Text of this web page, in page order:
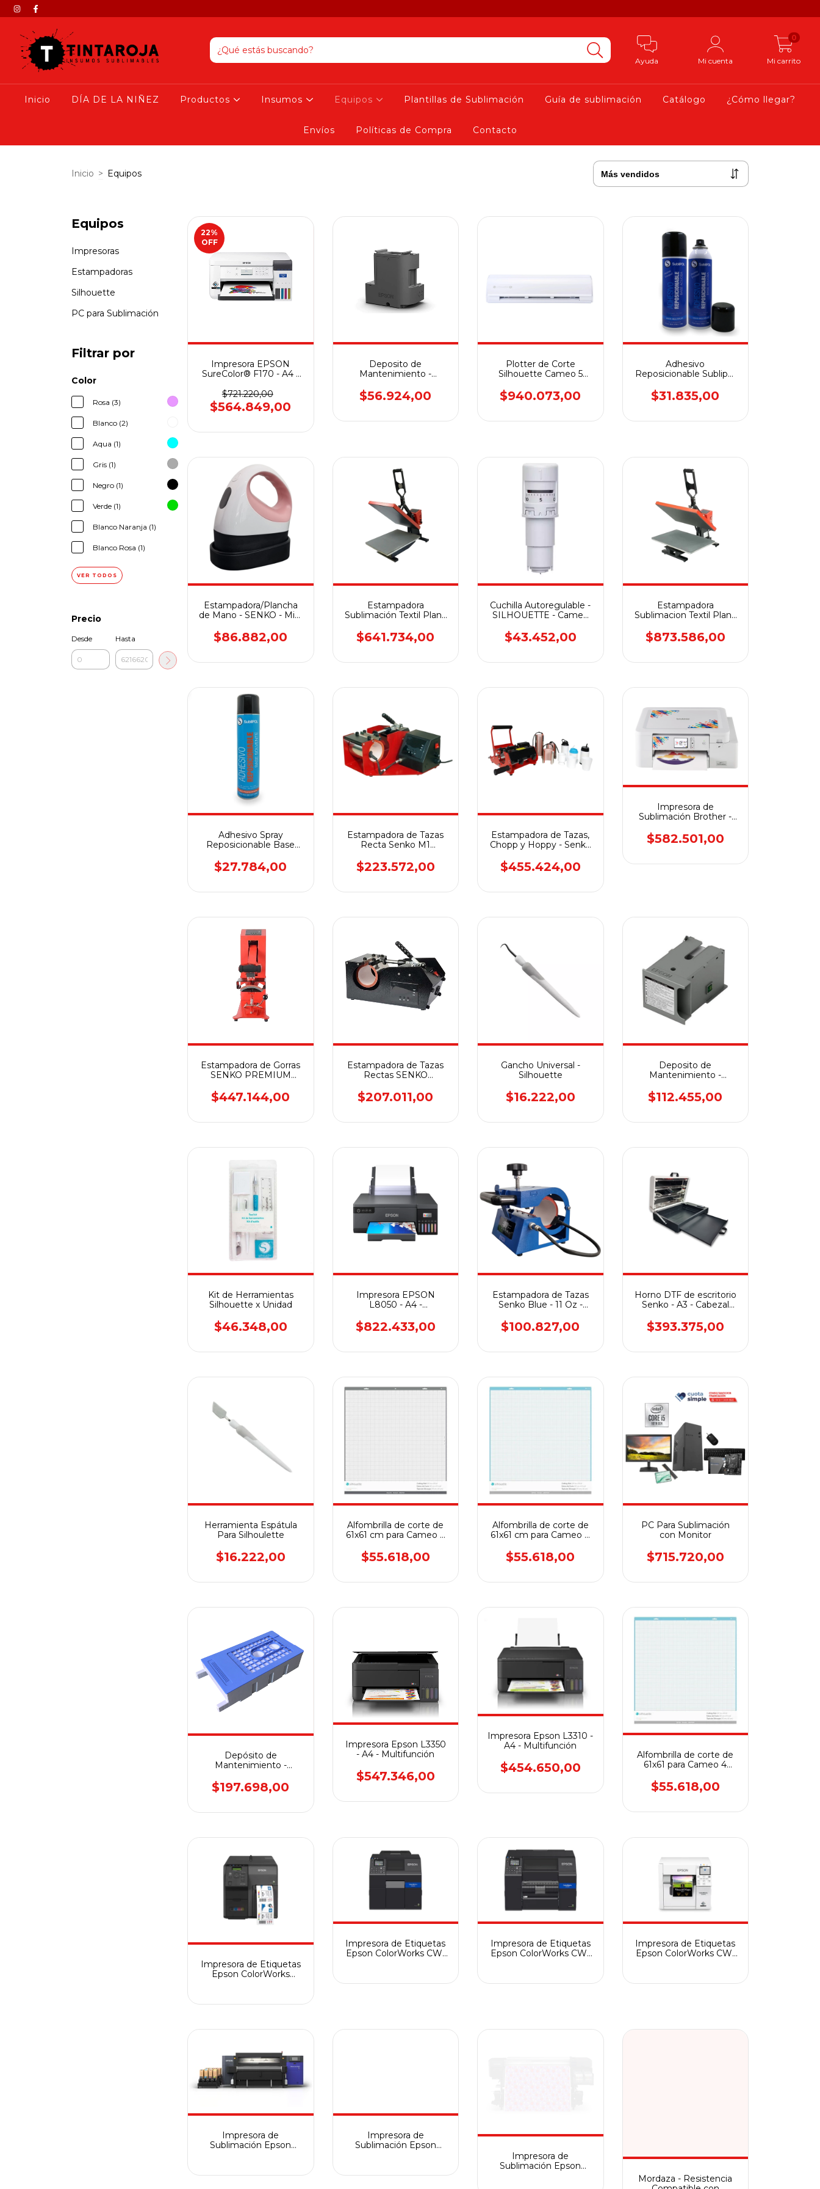
Ayuda Mi cuenta Mi carrito
0
Inicio DÍA DE LA NIÑEZ Productos Insumos Equipos Plantillas de Sublimación Guía de sublimación Catálogo ¿Cómo llegar?
Envíos Políticas de Compra Contacto
Inicio > Equipos
Equipos
Impresoras
Estampadoras
Silhouette
PC para Sublimación
Filtrar por
Color
Rosa (3)
Blanco (2)
Aqua (1)
Gris (1)
Negro (1)
Verde (1)
Blanco Naranja (1)
Blanco Rosa (1)
VER TODOS
Precio
Desde Hasta
22%
OFF
Impresora EPSON
SureColor® F170 - A4 -
$721.220,00
$564.849,00
Deposito de
Mantenimiento -
$56.924,00
Plotter de Corte
Silhouette Cameo 5
$940.073,00
Adhesivo
Reposicionable Sublipol
$31.835,00
Estampadora/Plancha
de Mano - SENKO - Mini
$86.882,00
Estampadora
Sublimación Textil Plana
PREMIUM UHP15
$641.734,00
Cuchilla Autoregulable -
SILHOUETTE - Cameo
$43.452,00
Estampadora
Sublimacion Textil Plana
PREMIUM UHP24
$873.586,00
Adhesivo Spray
Reposicionable Base
$27.784,00
Estampadora de Tazas
Recta Senko M1
$223.572,00
Estampadora de Tazas,
Chopp y Hoppy - Senko
$455.424,00
Impresora de
Sublimación Brother -
$582.501,00
Estampadora de Gorras
SENKO PREMIUM
$447.144,00
Estampadora de Tazas
Rectas SENKO
Sublimadora
$207.011,00
Gancho Universal -
Silhouette
$16.222,00
Deposito de
Mantenimiento -
C13S210057 / S210057
$112.455,00
Kit de Herramientas
Silhouette x Unidad
$46.348,00
Impresora EPSON
L8050 - A4 -
$822.433,00
Estampadora de Tazas
Senko Blue - 11 Oz -
$100.827,00
Horno DTF de escritorio
Senko - A3 - Cabezal
$393.375,00
Herramienta Espátula
Para Silhoulette
$16.222,00
Alfombrilla de corte de
61x61 cm para Cameo 4
FUERTE
$55.618,00
Alfombrilla de corte de
61x61 cm para Cameo 4
$55.618,00
PC Para Sublimación
con Monitor
$715.720,00
Depósito de
Mantenimiento -
$197.698,00
Impresora Epson L3350
- A4 - Multifunción
$547.346,00
Impresora Epson L3310 -
A4 - Multifunción
$454.650,00
Alfombrilla de corte de
61x61 para Cameo 4
SUAVE
$55.618,00
Impresora de Etiquetas
Epson ColorWorks
Impresora de Etiquetas
Epson ColorWorks CW-
Impresora de Etiquetas
Epson ColorWorks CW-
Impresora de Etiquetas
Epson ColorWorks CW-
Impresora de
Sublimación Epson
Impresora de
Sublimación Epson
Impresora de
Sublimación Epson
Mordaza - Resistencia